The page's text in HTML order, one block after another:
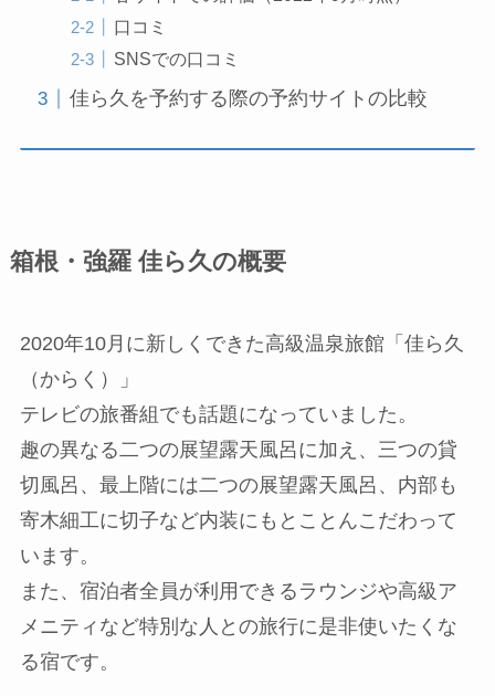
口コミ
SNSでの口コミ
佳ら久を予約する際の予約サイトの比較
箱根・強羅 佳ら久の概要
2020年10月に新しくできた高級温泉旅館「佳ら久
（からく）」
テレビの旅番組でも話題になっていました。
趣の異なる二つの展望露天風呂に加え、三つの貸
切風呂、最上階には二つの展望露天風呂、内部も
寄木細工に切子など内装にもとことんこだわって
います。
また、宿泊者全員が利用できるラウンジや高級ア
メニティなど特別な人との旅行に是非使いたくな
る宿です。